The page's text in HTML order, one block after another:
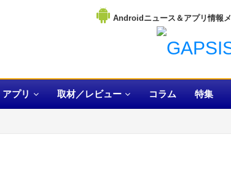
Androidニュース＆アプリ情報
アプリ 取材／レビュー コラム 特集